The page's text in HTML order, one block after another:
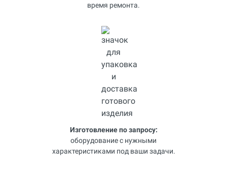
время ремонта.
Изготовление по запросу:
оборудование с нужными
характеристиками под ваши задачи.